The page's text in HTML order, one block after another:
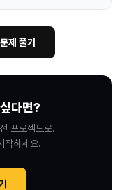
제 풀기
다면?
프로젝트로.
작하세요.